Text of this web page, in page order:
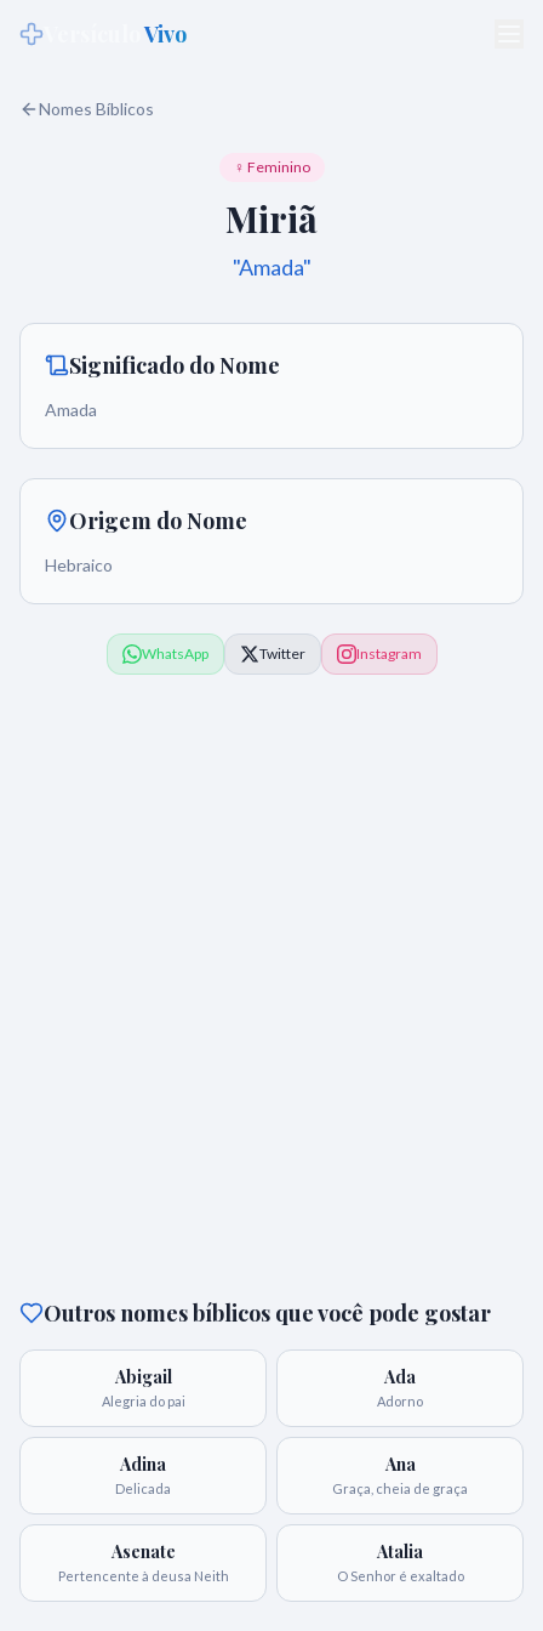
Vivo
Nomes Bíblicos
♀ Feminino
Miriã
"Amada"
Significado do Nome
Amada
Origem do Nome
Hebraico
WhatsApp Twitter Instagram
Outros nomes bíblicos que você pode gostar
Abigail
Alegria do pai
Ada
Adorno
Adina
Delicada
Ana
Graça, cheia de graça
Asenate
Pertencente à deusa Neith
Atalia
O Senhor é exaltado